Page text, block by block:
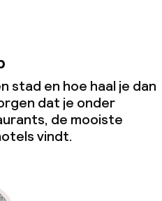
stad en hoe haal je dan
dat je onder
de mooiste
vindt.